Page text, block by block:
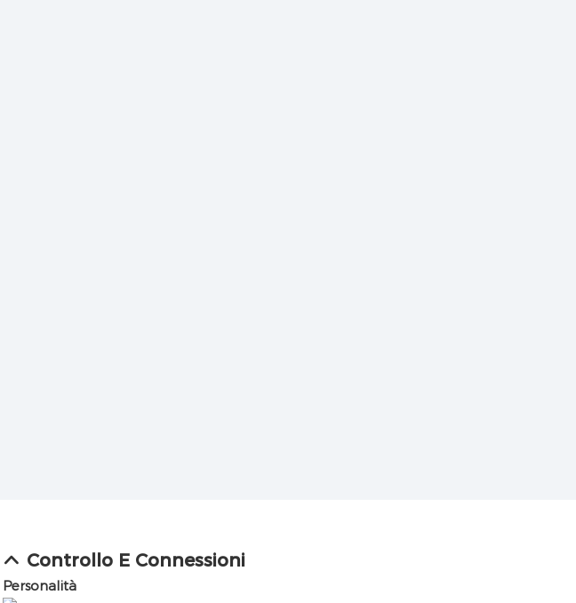
Controllo E Connessioni
Personalità